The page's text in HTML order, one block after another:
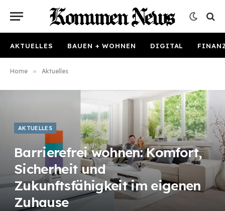
AKTUELLES BAUEN + WOHNEN DIGITAL
Home » Aktuelles
AKTUELLES
Barrierefrei wohnen: Komfort,
Sicherheit und
Zukunftsfähigkeit im eigenen
Zuhause